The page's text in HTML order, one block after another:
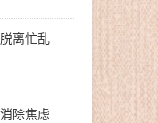
离忙乱
除焦虑